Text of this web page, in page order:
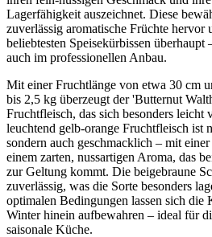
Lagerfähigkeit auszeichnet. Diese
zuverlässig aromatische Früchte hervor
beliebtesten Speisekürbissen
auch im professionellen Anbau.
Mit einer Fruchtlänge von etwa 30 cm
bis 2,5 kg überzeugt der 'Butternut
Fruchtfleisch, das sich besonders leicht
leuchtend gelb-orange Fruchtfleisch ist
sondern auch geschmacklich – mit
einem zarten, nussartigen Aroma, das
zur Geltung kommt. Die beigebraune
zuverlässig, was die Sorte besonders
optimalen Bedingungen lassen sich die
Winter hinein aufbewahren – ideal für
saisonale Küche.